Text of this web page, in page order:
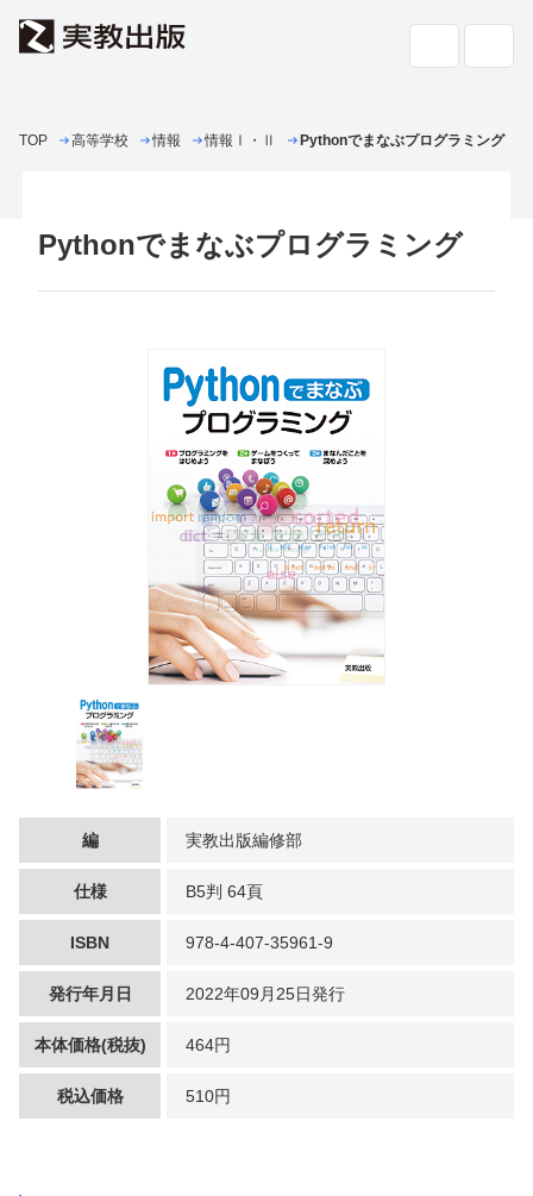
検索
高校教科書・副教材
よくあるご質問・お問い合わせ
個人情報・特定個人情報の取り扱い
教科書採択の公正確保に関する基本方針
TOP 高等学校 情報 情報Ⅰ・Ⅱ Pythonでまなぶプログラミング
Pythonでまなぶプログラミング
編 実教出版編修部
仕様 B5判 64頁
ISBN 978-4-407-35961-9
発行年月日 2022年09月25日発行
本体価格(税抜) 464円
税込価格 510円